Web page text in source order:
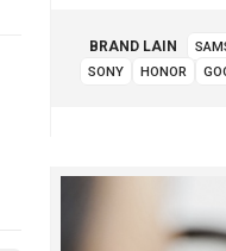
BRAND LAIN
SONY
HONOR